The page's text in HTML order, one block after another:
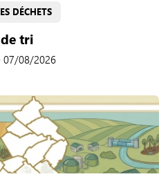
DÉCHETS
tri
07/08/2026